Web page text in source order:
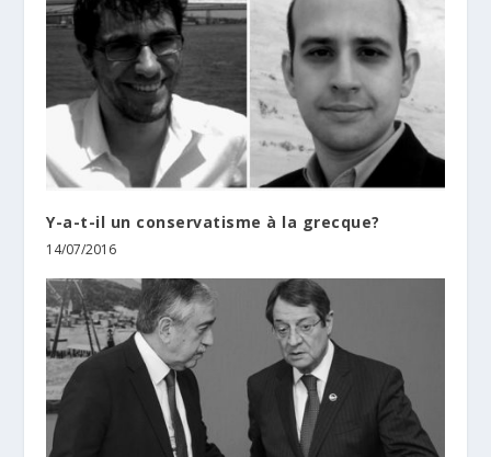
Y-a-t-il un conservatisme à la grecque?
14/07/2016